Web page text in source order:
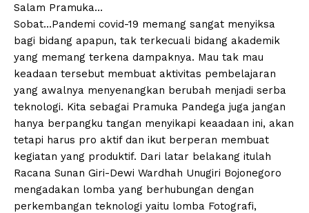
Salam Pramuka…
Sobat…Pandemi covid-19 memang sangat menyiksa
bagi bidang apapun, tak terkecuali bidang akademik
yang memang terkena dampaknya. Mau tak mau
keadaan tersebut membuat aktivitas pembelajaran
yang awalnya menyenangkan berubah menjadi serba
teknologi. Kita sebagai Pramuka Pandega juga jangan
hanya berpangku tangan menyikapi keaadaan ini, akan
tetapi harus pro aktif dan ikut berperan membuat
kegiatan yang produktif. Dari latar belakang itulah
Racana Sunan Giri-Dewi Wardhah Unugiri Bojonegoro
mengadakan lomba yang berhubungan dengan
perkembangan teknologi yaitu lomba Fotografi,